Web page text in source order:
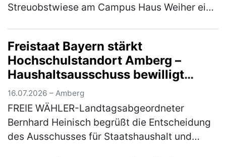
Streuobstwiese am Campus Haus Weiher ein
22. Jul…(mehr)
Freistaat Bayern stärkt
Hochschulstandort Amberg –
Haushaltsausschuss bewilligt
Nachtrag für Brandschutz- und
Sanierungsmaßnahmen
16.07.2026 – Amberg
FREIE WÄHLER-Landtagsabgeordneter
Bernhard Heinisch begrüßt die Entscheidung
des Ausschusses für Staatshaushalt und